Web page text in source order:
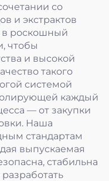
со
и экстрактов
в роскошный
чтобы
и высокой
такого
системой
каждый
— от закупки
Наша
стандартам
выпускаемая
стабильна